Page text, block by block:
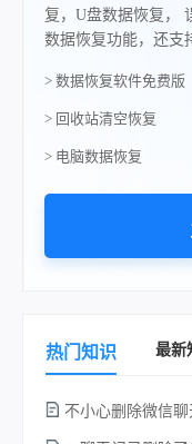
复，U盘数据恢复，
数据恢复功能，还支
> 数据恢复软件免费版
> 回收站清空恢复
> 电脑数据恢复
热门知识 最新